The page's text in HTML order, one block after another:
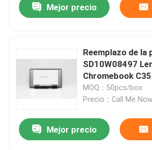
Reemplazo de la pantalla LCD de
Reemplazo de la pantalla LCD de
Reemplazo del LCD del Microsoft
Reemplazo de la pantalla LCD de
Mejor precio
Reemplazo de la
SD10W08497
Chromebook
Ebc Hd Lcd
MOQ：50pcs/box
Precio：Call Me
Mejor precio